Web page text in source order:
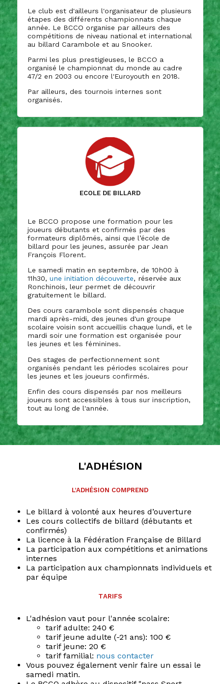
Le club est d'ailleurs l'organisateur de plusieurs
étapes des différents championnats chaque
année. Le BCCO organise par ailleurs des
compétitions de niveau national et international
au billard Carambole et au Snooker.
Parmi les plus prestigieuses, le BCCO a
organisé le championnat du monde au cadre
47/2 en 2003 ou encore l'Euroyouth en 2018.
Par ailleurs, des tournois internes sont
organisés.
Ecole de billard
Le BCCO propose une formation pour les
joueurs débutants et confirmés par des
formateurs diplômés, ainsi que l’école de
billard pour les jeunes, assurée par Jean
François Florent.
Le samedi matin en septembre, de 10h00 à
11h30, une initiation découverte, réservée aux
Ronchinois, leur permet de découvrir
gratuitement le billard.
Des cours carambole sont dispensés chaque
mardi après-midi, des jeunes d'un groupe
scolaire voisin sont accueillis chaque lundi, et le
mardi soir une formation est organisée pour
les jeunes et les féminines.
Des stages de perfectionnement sont
organisés pendant les périodes scolaires pour
les jeunes et les joueurs confirmés.
Enfin des cours dispensés par nos meilleurs
joueurs sont accessibles à tous sur inscription,
tout au long de l'année.
L'adhésion
L’adhésion comprend
Le billard à volonté aux heures d’ouverture
Les cours collectifs de billard (débutants et
confirmés)
La licence à la Fédération Française de Billard
La participation aux compétitions et animations
internes
La participation aux championnats individuels et
par équipe
Tarifs
L'adhésion vaut pour l'année scolaire:
tarif adulte: 240 €
tarif jeune adulte (-21 ans): 100 €
tarif jeune: 20 €
tarif familial: nous contacter
Vous pouvez également venir faire un essai le
samedi matin.